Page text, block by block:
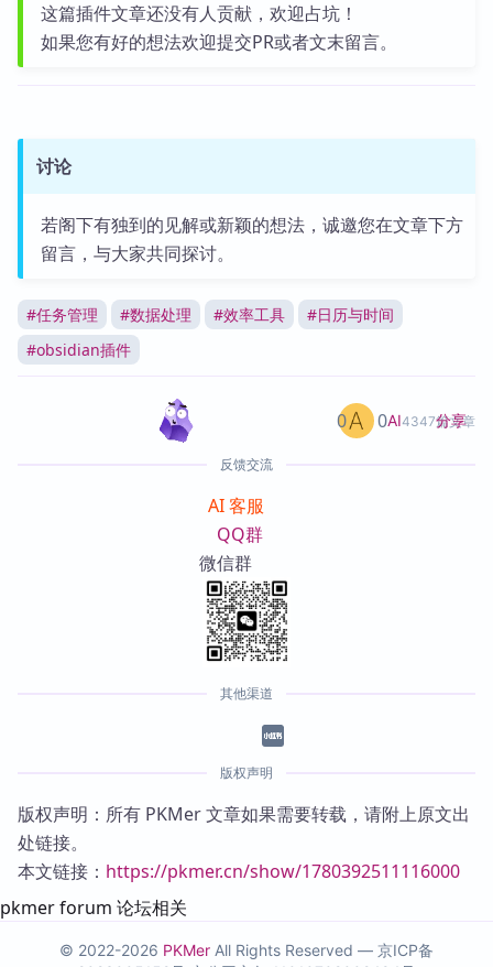
这篇插件文章还没有人贡献，欢迎占坑！
如果您有好的想法欢迎提交PR或者文末留言。
讨论
若阁下有独到的见解或新颖的想法，诚邀您在文章下方
留言，与大家共同探讨。
#任务管理 #数据处理 #效率工具 #日历与时间
#obsidian插件
AI4347篇文章
0 0 分享
反馈交流
AI 客服
QQ群
微信群
其他渠道
版权声明
版权声明：所有 PKMer 文章如果需要转载，请附上原文出
处链接。
本文链接： https://pkmer.cn/show/1780392511116000
pkmer forum 论坛相关
© 2022-2026 PKMer All Rights Reserved — 京ICP备